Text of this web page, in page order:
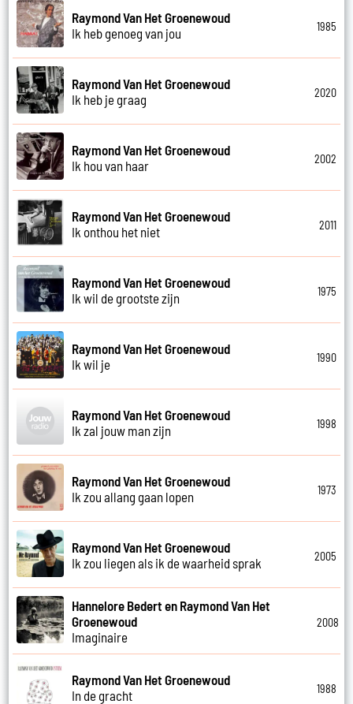
Raymond Van Het Groenewoud
Ik heb genoeg van jou
1985
Raymond Van Het Groenewoud
Ik heb je graag
2020
Raymond Van Het Groenewoud
Ik hou van haar
2002
Raymond Van Het Groenewoud
Ik onthou het niet
2011
Raymond Van Het Groenewoud
Ik wil de grootste zijn
1975
Raymond Van Het Groenewoud
Ik wil je
1990
Raymond Van Het Groenewoud
Ik zal jouw man zijn
1998
Raymond Van Het Groenewoud
Ik zou allang gaan lopen
1973
Raymond Van Het Groenewoud
Ik zou liegen als ik de waarheid sprak
2005
Hannelore Bedert en Raymond Van Het
Groenewoud
Imaginaire
2008
Raymond Van Het Groenewoud
In de gracht
1988